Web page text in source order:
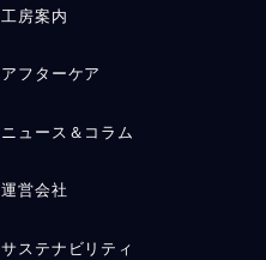
工房案内
アフターケア
ニュース＆コラム
運営会社
サステナビリティ